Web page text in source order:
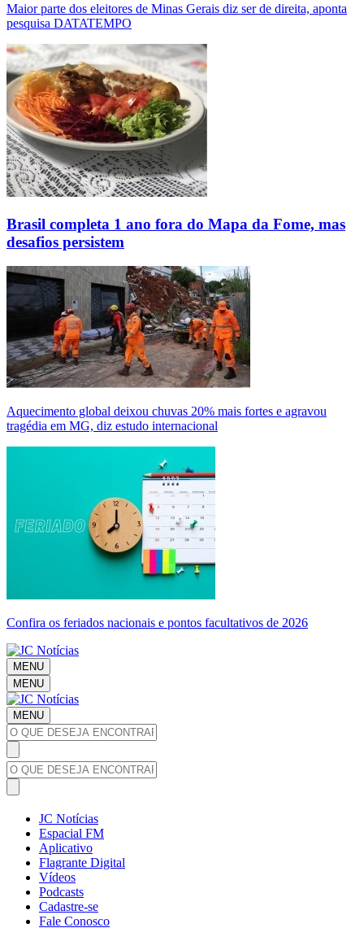
Maior parte dos eleitores de Minas Gerais diz ser de direita, aponta
pesquisa DATATEMPO
Brasil completa 1 ano fora do Mapa da Fome, mas
desafios persistem
Aquecimento global deixou chuvas 20% mais fortes e agravou
tragédia em MG, diz estudo internacional
Confira os feriados nacionais e pontos facultativos de 2026
MENU
MENU
MENU
JC Notícias
Espacial FM
Aplicativo
Flagrante Digital
Vídeos
Podcasts
Cadastre-se
Fale Conosco